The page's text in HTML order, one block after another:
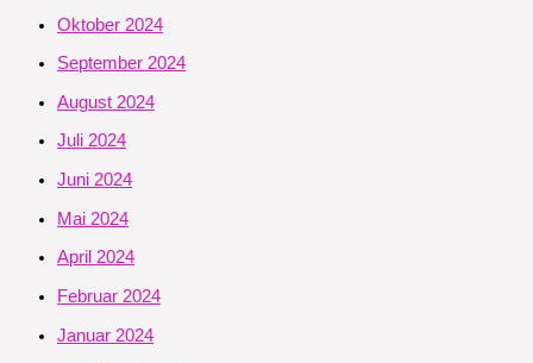
Oktober 2024
September 2024
August 2024
Juli 2024
Juni 2024
Mai 2024
April 2024
Februar 2024
Januar 2024